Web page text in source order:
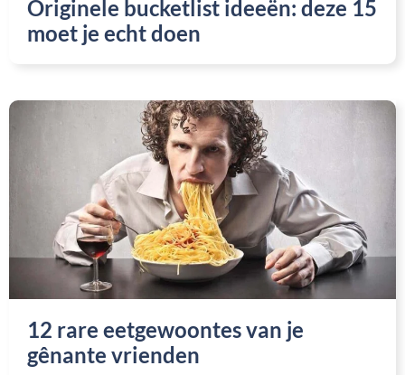
Originele bucketlist ideeën: deze 15
moet je echt doen
12 rare eetgewoontes van je
gênante vrienden